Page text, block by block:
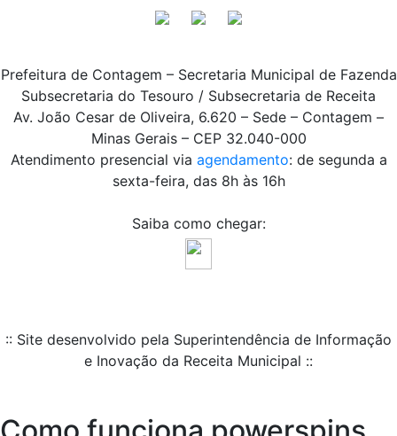
Prefeitura de Contagem – Secretaria Municipal de Fazenda
Subsecretaria do Tesouro / Subsecretaria de Receita
Av. João Cesar de Oliveira, 6.620 – Sede – Contagem –
Minas Gerais – CEP 32.040-000
Atendimento presencial via agendamento: de segunda a
sexta-feira, das 8h às 16h
Saiba como chegar:
:: Site desenvolvido pela Superintendência de Informação
e Inovação da Receita Municipal ::